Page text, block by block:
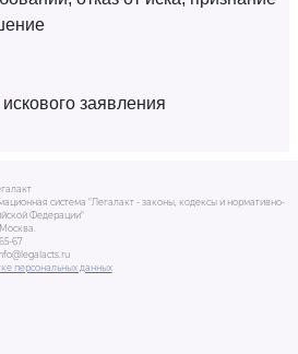
заявления
система "Легалакт - законы, кодексы и нормативно-
Федерации"
67
персональных данных